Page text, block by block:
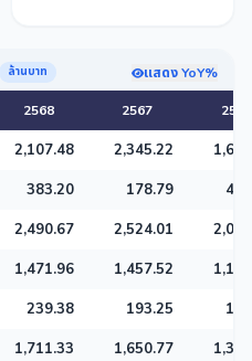
ล้านบาท แสดง YoY%
2568 2567 2566
2,107.48 2,345.22
383.20 178.79
2,490.67 2,524.01
1,471.96 1,457.52
239.38 193.25
1,711.33 1,650.77